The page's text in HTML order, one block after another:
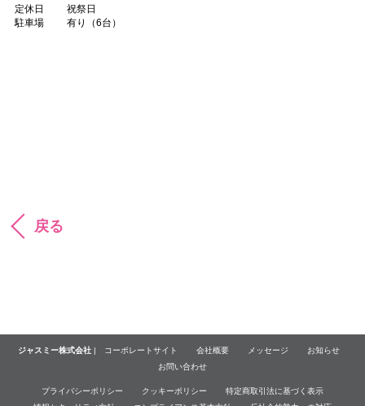
定休日
祝祭日
駐車場
有り（6台）
戻る
ジャスミー株式会社| コーポレートサイト 会社概要 メッセージ
お知らせ
お問い合わせ
プライバシーポリシー クッキーポリシー
特定商取引法に基づく表示